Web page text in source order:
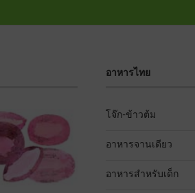
อาหารไทย
โจ๊ก-ข้าวต้ม
อาหารจานเดียว
อาหารสำหรับเด็ก